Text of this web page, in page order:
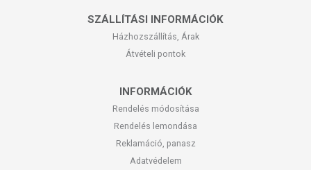
SZÁLLÍTÁSI INFORMÁCIÓK
Házhozszállítás, Árak
Átvételi pontok
INFORMÁCIÓK
Rendelés módosítása
Rendelés lemondása
Reklamáció, panasz
Adatvédelem